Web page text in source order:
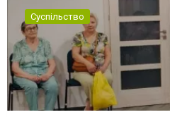
Суспільство